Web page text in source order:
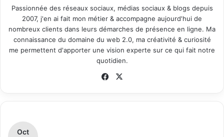
Passionnée des réseaux sociaux, médias sociaux & blogs depuis
2007, j'en ai fait mon métier & accompagne aujourd'hui de
nombreux clients dans leurs démarches de présence en ligne. Ma
connaissance du domaine du web 2.0, ma créativité & curiosité
me permettent d'apporter une vision experte sur ce qui fait notre
quotidien.
Fa
Oct